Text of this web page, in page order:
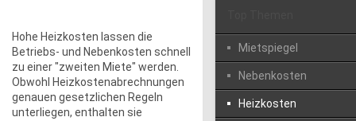
Hohe Heizkosten lassen die
Betriebs- und Nebenkosten schnell
zu einer "zweiten Miete" werden.
Obwohl Heizkostenabrechnungen
genauen gesetzlichen Regeln
unterliegen, enthalten sie
Mietspiegel
Nebenkosten
Heizkosten